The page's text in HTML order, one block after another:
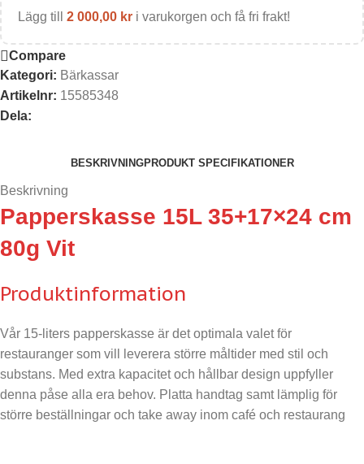
Lägg till 2 000,00 kr i varukorgen och få fri frakt!
Compare
Kategori: Bärkassar
Artikelnr: 15585348
Dela:
BESKRIVNINGPRODUKT SPECIFIKATIONER
Beskrivning
Papperskasse 15L 35+17×24 cm
80g Vit
Produktinformation
Vår 15-liters papperskasse är det optimala valet för
restauranger som vill leverera större måltider med stil och
substans. Med extra kapacitet och hållbar design uppfyller
denna påse alla era behov. Platta handtag samt lämplig för
större beställningar och take away inom café och restaurang